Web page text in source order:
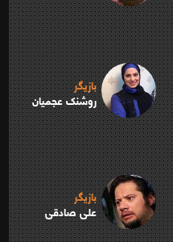
بازیگر
روشنک عجمیان
بازیگر
علی صادقی